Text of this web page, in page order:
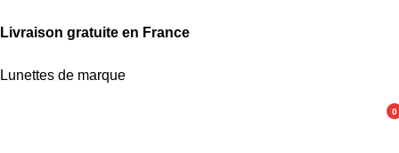
Livraison gratuite en France
Lunettes de marque
0